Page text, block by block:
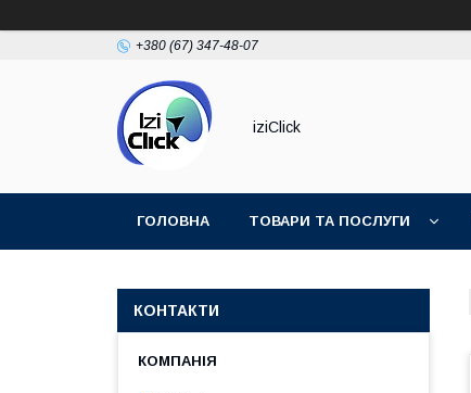
+380 (67) 347-48-07
iziClick
ГОЛОВНА ТОВАРИ ТА ПОСЛУГИ
КОНТАКТИ